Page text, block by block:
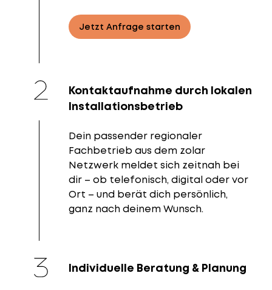
Jetzt Anfrage starten
Kontaktaufnahme durch lokalen
Installationsbetrieb
Dein passender regionaler
Fachbetrieb aus dem zolar
Netzwerk meldet sich zeitnah bei
dir – ob telefonisch, digital oder vor
Ort – und berät dich persönlich,
ganz nach deinem Wunsch.
Individuelle Beratung & Planung